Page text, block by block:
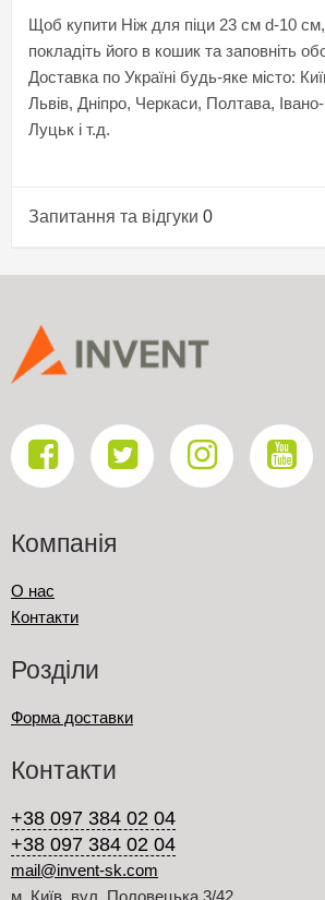
Щоб купити Ніж для піци 23 см d-10
покладіть його в кошик та заповніть
Доставка по Україні будь-яке місто:
Львів, Дніпро, Черкаси, Полтава,
Луцьк і т.д.
Запитання та відгуки 0
Компанія
О нас
Контакти
Розділи
Форма доставки
Контакти
+38 097 384 02 04
+38 097 384 02 04
mail@invent-sk.com
м. Київ, вул. Половецька 3/42